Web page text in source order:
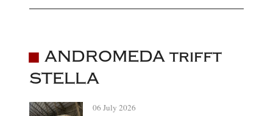
ANDROMEDA trifft
STELLA
06 July 2026